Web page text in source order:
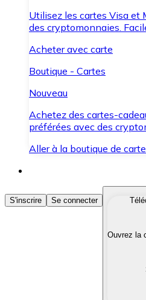
Utilisez les cartes Visa et
des cryptomonnaies.
Acheter avec carte
Boutique - Cartes
Nouveau
Achetez des cartes-
préférées avec des
Aller à la boutique de
Acheter des
Achetez les
Convertissez vos
S'inscrire Se connecter
Ouvrez la